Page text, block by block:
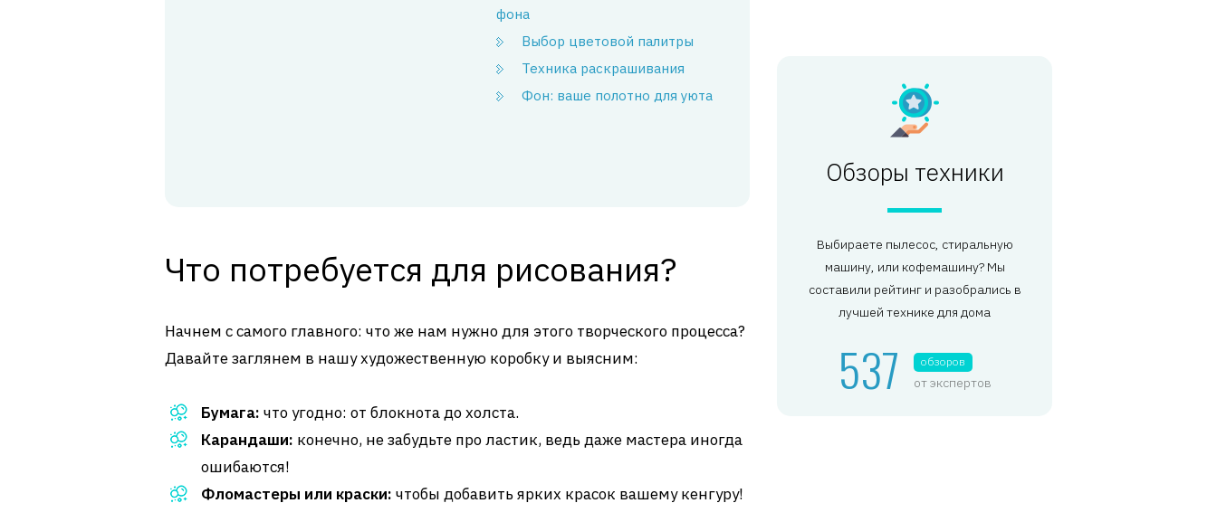
фона
Выбор цветовой палитры
Техника раскрашивания
Фон: ваше полотно для уюта
Что потребуется для рисования?
Начнем с самого главного: что же нам нужно для этого творческого процесса?
Давайте заглянем в нашу художественную коробку и выясним:
Бумага: что угодно: от блокнота до холста.
Карандаши: конечно, не забудьте про ластик, ведь даже мастера иногда
ошибаются!
Фломастеры или краски: чтобы добавить ярких красок вашему кенгуру!
Обзоры техники
Выбираете пылесос, стиральную
машину, или кофемашину? Мы
составили рейтинг и разобрались в
лучшей технике для дома
537 обзоров
от экспертов